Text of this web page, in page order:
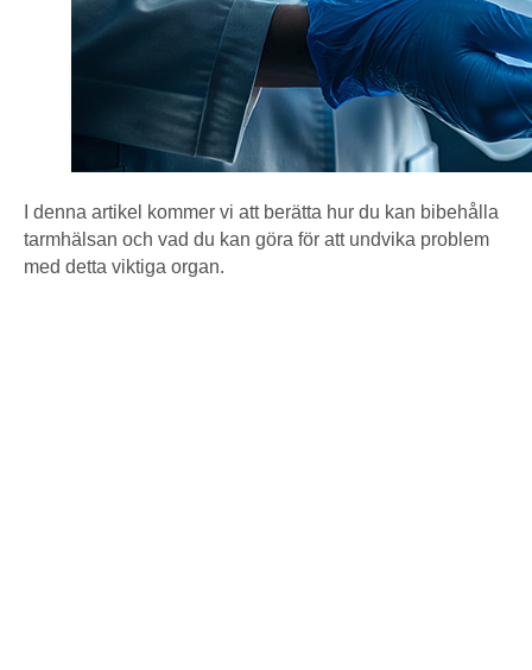
I denna artikel kommer vi att berätta hur du kan bibehålla
tarmhälsan och vad du kan göra för att undvika problem
med detta viktiga organ.